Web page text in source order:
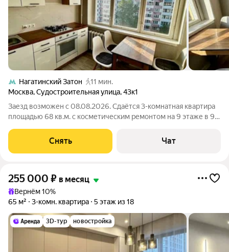
Нагатинский Затон
11 мин.
Москва,Судостроительная улица,43к1
Заезд возможен с 08.08.2026. Сдаётся 3-комнатная квартира
площадью 68 кв.м. с косметическим ремонтом на 9 этаже в 9-
подъезде 1 лифт
Снять Чат
255 000 ₽ в месяц
Вернём 10%
65 м²
3-комн. квартира 5 этаж из 18
3D-тур новостройка